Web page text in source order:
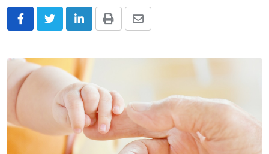
LinkedInPrint
Share
Email